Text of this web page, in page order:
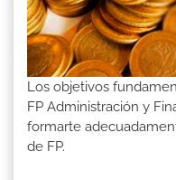
Los objetivos
FP Administración y
formarte
de FP.